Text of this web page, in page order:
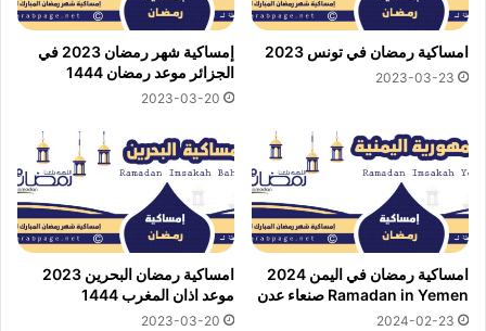
امساكية رمضان في تونس 2023
2023-03-23
إمساكية شهر رمضان 2023 في
الجزائر موعد رمضان 1444
2023-03-20
امساكية رمضان في اليمن 2024
Ramadan in Yemen صنعاء عدن
2024-02-23
امساكية رمضان البحرين 2023
موعد اذان المغرب 1444
2023-03-20